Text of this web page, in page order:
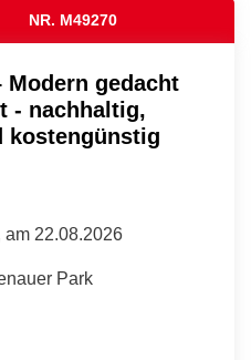
NR. M49270
Modern gedacht
- nachhaltig,
kostengünstig
am 22.08.2026
Park